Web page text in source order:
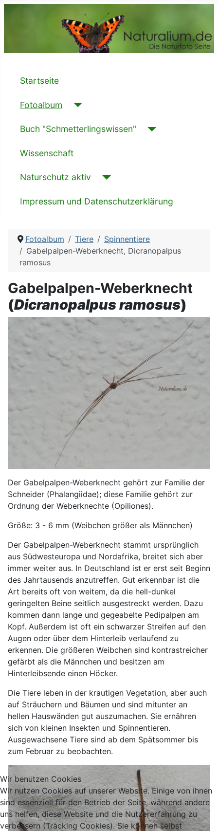
Startseite
Fotoalbum
Buch "Schmetterlingswissen"
Wissenschaft
Naturschutz aktiv
Impressum und Datenschutzerklärung
Fotoalbum Tiere
Spinnentiere
Gabelpalpen-Weberknecht, Dicranopalpus
ramosus
Gabelpalpen-Weberknecht
(Dicranopalpus ramosus)
Der Gabelpalpen-Weberknecht gehört zur Familie der
Schneider (Phalangiidae); diese Familie gehört zur
Ordnung der Weberknechte (Opiliones).
Größe: 3 - 6 mm (Weibchen größer als Männchen)
Der Gabelpalpen-Weberknecht stammt ursprünglich
aus Südwesteuropa und Nordafrika, breitet sich aber
immer weiter aus. In Deutschland ist er erst seit Beginn
des Jahrtausends anzutreffen. Gut erkennbar ist die
Art bereits oft von weitem, da die hell-dunkel
geringelten Beine seitlich ausgestreckt werden. Dazu
kommen dann lange und gegeabelte Pedipalpen am
Kopf. Außerdem ist oft ein schwarzer Streifen auf den
Augen oder über dem Hinterleib verlaufend zu
erkennen. Die größeren Weibchen sind kontrastreicher
gefärbt als die Männchen und besitzen am
Hinterleibsende einen Höcker.
Die Tiere leben in der krautigen Vegetation, aber auch
auf Sträuchern und Bäumen und sind mitunter an
hellen Hauswänden gut auszumachen. Sie ernähren
sich von kleinen Insekten und Spinnentieren.
Ausgewachsene Tiere sind ab dem Spätsommer bis
zum Februar zu beobachten.
Wir benutzen Cookies
Wir nutzen Cookies auf unserer Website. Einige von ihnen
sind essenziell für den Betrieb der Seite, während andere
uns helfen, diese Website und die Nutzererfahrung zu
verbessern (Tracking Cookies). Sie können selbst